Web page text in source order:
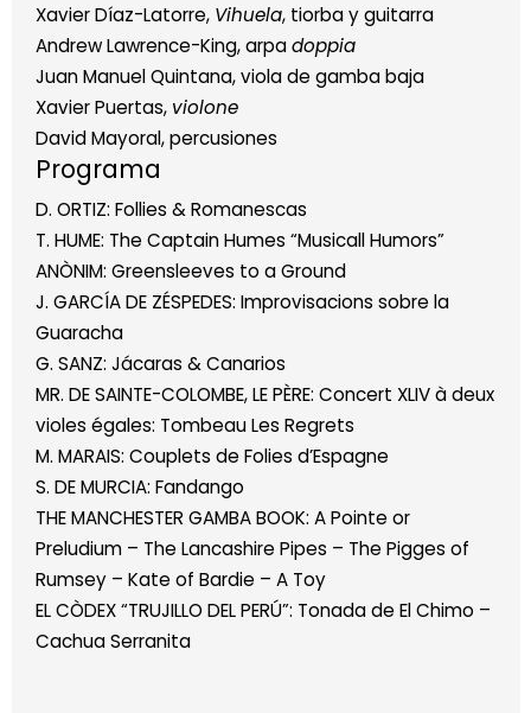
Xavier Díaz-Latorre, Vihuela, tiorba y guitarra
Andrew Lawrence-King, arpadoppia
Juan Manuel Quintana, viola de gamba baja
Xavier Puertas, violone
David Mayoral, percusiones
Programa
D. ORTIZ: Follies & Romanescas
T. HUME: The Captain Humes “Musicall Humors”
ANÒNIM: Greensleeves to a Ground
J. GARCÍA DE ZÉSPEDES: Improvisacions sobre la
Guaracha
G. SANZ: Jácaras & Canarios
MR. DE SAINTE-COLOMBE, LE PÈRE: Concert XLIV à deux
violes égales: Tombeau Les Regrets
M. MARAIS: Couplets de Folies d’Espagne
S. DE MURCIA: Fandango
THE MANCHESTER GAMBA BOOK: A Pointe or
Preludium – The Lancashire Pipes – The Pigges of
Rumsey – Kate of Bardie – A Toy
EL CÒDEX “TRUJILLO DEL PERÚ”: Tonadade El Chimo –
Cachua Serranita